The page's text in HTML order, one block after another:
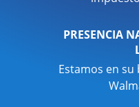
PRESENCIA
Estamos en